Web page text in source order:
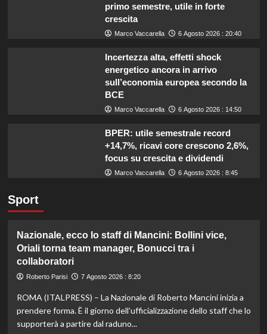
primo semestre, utile in forte
crescita
Marco Vaccarella 6 Agosto 2026 : 20:40
Incertezza alta, effetti shock
energetico ancora in arrivo
sull’economia europea secondo la
BCE
Marco Vaccarella 6 Agosto 2026 : 14:50
BPER: utile semestrale record
+14,7%, ricavi core crescono 2,6%,
focus su crescita e dividendi
Marco Vaccarella 6 Agosto 2026 : 8:45
Sport
Nazionale, ecco lo staff di Mancini: Bollini vice,
Oriali torna team manager, Bonucci tra i
collaboratori
Roberto Parisi 7 Agosto 2026 : 8:20
ROMA (ITALPRESS) – La Nazionale di Roberto Mancini inizia a
prendere forma. È il giorno dell’ufficializzazione dello staff che lo
supporterà a partire dal raduno...